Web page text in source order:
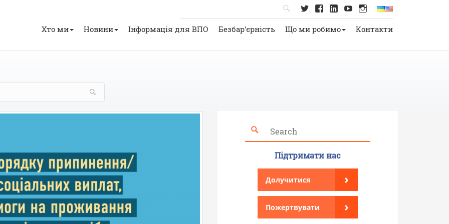
Хто ми Новини Інформація для ВПО Безбар’єрність Що ми робимо Контакти
Підтримати нас
Долучитися ›
Пожертвувати ›